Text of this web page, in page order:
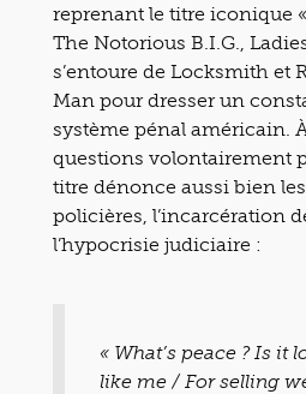
reprenant le titre iconique «
The Notorious B.I.G.,
s’entoure de Locksmith et
Man pour dresser un
système pénal américain.
questions volontairement
titre dénonce aussi bien
policières, l’incarcération
l’hypocrisie judiciaire :
« What’s peace ? Is it
like me / For selling